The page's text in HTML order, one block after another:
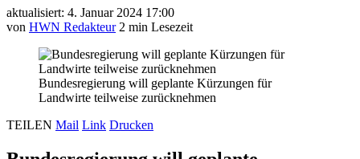
aktualisiert: 4. Januar 2024 17:00
von HWN Redakteur 2 min Lesezeit
Bundesregierung will geplante Kürzungen für
Landwirte teilweise zurücknehmen
TEILEN Mail Link Drucken